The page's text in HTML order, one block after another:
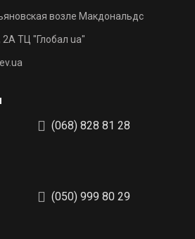
возле Макдональдс
ТЦ "Глобал ua"
(068) 828 81 28
(050) 999 80 29